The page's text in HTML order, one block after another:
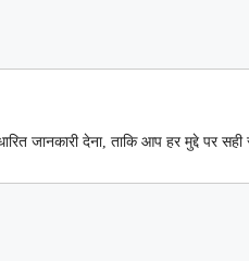
जानकारी देना, ताकि आप हर मुद्दे पर सही